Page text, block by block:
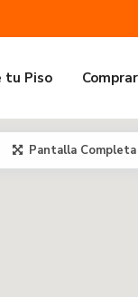
tu Piso Comprar
Pantalla Completa